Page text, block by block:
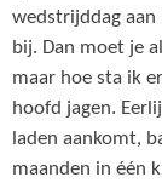
wedstrijddag
bij. Dan moet je
maar hoe sta ik
hoofd jagen.
laden aankomt,
maanden in één